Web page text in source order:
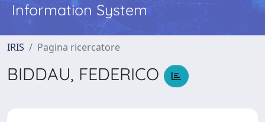
Information System
IRIS Pagina ricercatore
BIDDAU, FEDERICO